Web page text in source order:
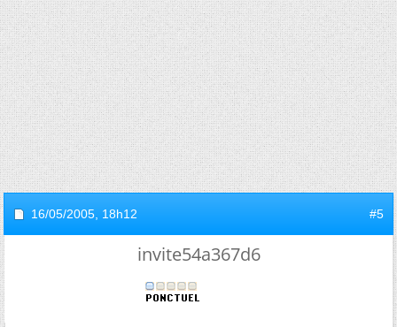
16/05/2005, 18h12 #5
invite54a367d6